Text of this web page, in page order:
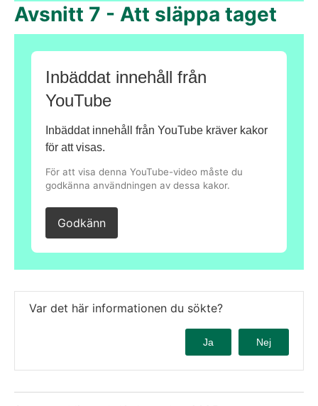
Avsnitt 7 - Att släppa taget
Inbäddat innehåll från
YouTube
Inbäddat innehåll från YouTube kräver kakor
för att visas.
För att visa denna YouTube-video måste du
godkänna användningen av dessa kakor.
Godkänn
Var det här informationen du sökte?
Ja Nej